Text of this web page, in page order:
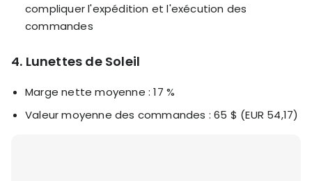
compliquer l'expédition et l'exécution des
commandes
4. Lunettes de Soleil
Marge nette moyenne : 17 %
Valeur moyenne des commandes : 65 $ (EUR 54,17)